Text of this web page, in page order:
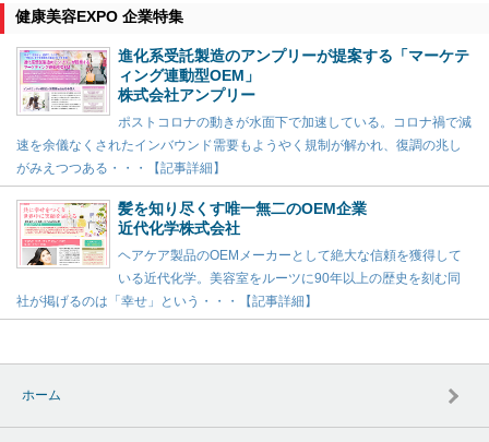
健康美容EXPO 企業特集
進化系受託製造のアンプリーが提案する「マーケテ
ィング連動型OEM」
株式会社アンプリー
ポストコロナの動きが水面下で加速している。コロナ禍で減
速を余儀なくされたインバウンド需要もようやく規制が解かれ、復調の兆し
がみえつつある・・・【記事詳細】
髪を知り尽くす唯一無二のOEM企業
近代化学株式会社
ヘアケア製品のOEMメーカーとして絶大な信頼を獲得して
いる近代化学。美容室をルーツに90年以上の歴史を刻む同
社が掲げるのは「幸せ」という・・・【記事詳細】
ホーム